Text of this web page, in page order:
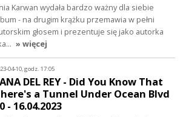
Karwan wydała bardzo ważny dla siebie
- na drugim krążku przemawia w pełni
głosem i prezentuje się jako autorka
» więcej
04-10, godz. 17:05
DEL REY - Did You Know That
a Tunnel Under Ocean Blvd
- 16.04.2023